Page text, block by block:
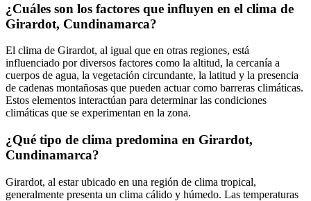
¿Cuáles son los factores que influyen en el clima de
Girardot, Cundinamarca?
El clima de Girardot, al igual que en otras regiones, está
influenciado por diversos factores como la altitud, la cercanía a
cuerpos de agua, la vegetación circundante, la latitud y la presencia
de cadenas montañosas que pueden actuar como barreras climáticas.
Estos elementos interactúan para determinar las condiciones
climáticas que se experimentan en la zona.
¿Qué tipo de clima predomina en Girardot,
Cundinamarca?
Girardot, al estar ubicado en una región de clima tropical,
generalmente presenta un clima cálido y húmedo. Las temperaturas